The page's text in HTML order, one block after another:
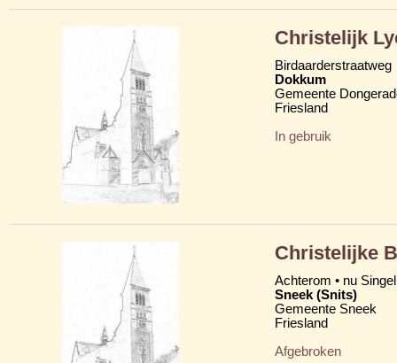
Christelijk
Birdaarderstraatweg
Dokkum
Gemeente
Friesland
In gebruik
Christelijke
Achterom • nu Singel
Sneek (Snits)
Gemeente Sneek
Friesland
Afgebroken